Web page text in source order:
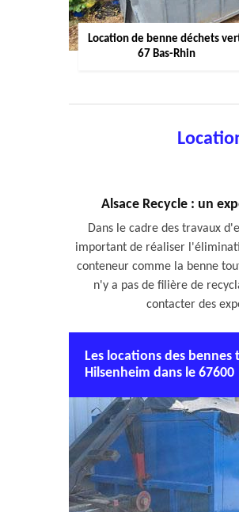
Location de benne déchets
67 Bas-Rhin
Alsace Recycle : un
Dans le cadre des travaux
important de réaliser
conteneur comme la benne
n'y a pas de filière de
contacter des
Les locations des
Hilsenheim dans le 67600